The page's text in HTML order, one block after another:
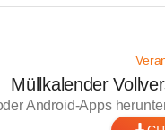
Müllkalender
Android-Apps